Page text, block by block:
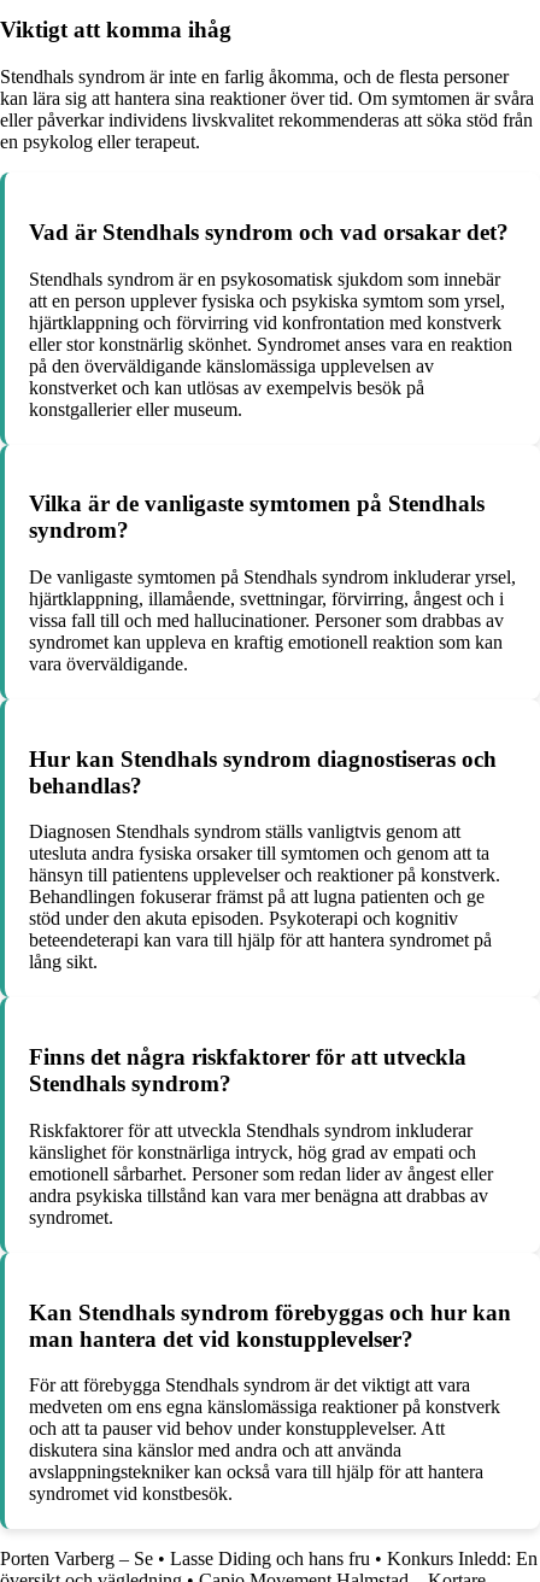
Viktigt att komma ihåg
Stendhals syndrom är inte en farlig åkomma, och de flesta personer
kan lära sig att hantera sina reaktioner över tid. Om symtomen är svåra
eller påverkar individens livskvalitet rekommenderas att söka stöd från
en psykolog eller terapeut.
Vad är Stendhals syndrom och vad orsakar det?
Stendhals syndrom är en psykosomatisk sjukdom som innebär
att en person upplever fysiska och psykiska symtom som yrsel,
hjärtklappning och förvirring vid konfrontation med konstverk
eller stor konstnärlig skönhet. Syndromet anses vara en reaktion
på den överväldigande känslomässiga upplevelsen av
konstverket och kan utlösas av exempelvis besök på
konstgallerier eller museum.
Vilka är de vanligaste symtomen på Stendhals
syndrom?
De vanligaste symtomen på Stendhals syndrom inkluderar yrsel,
hjärtklappning, illamående, svettningar, förvirring, ångest och i
vissa fall till och med hallucinationer. Personer som drabbas av
syndromet kan uppleva en kraftig emotionell reaktion som kan
vara överväldigande.
Hur kan Stendhals syndrom diagnostiseras och
behandlas?
Diagnosen Stendhals syndrom ställs vanligtvis genom att
utesluta andra fysiska orsaker till symtomen och genom att ta
hänsyn till patientens upplevelser och reaktioner på konstverk.
Behandlingen fokuserar främst på att lugna patienten och ge
stöd under den akuta episoden. Psykoterapi och kognitiv
beteendeterapi kan vara till hjälp för att hantera syndromet på
lång sikt.
Finns det några riskfaktorer för att utveckla
Stendhals syndrom?
Riskfaktorer för att utveckla Stendhals syndrom inkluderar
känslighet för konstnärliga intryck, hög grad av empati och
emotionell sårbarhet. Personer som redan lider av ångest eller
andra psykiska tillstånd kan vara mer benägna att drabbas av
syndromet.
Kan Stendhals syndrom förebyggas och hur kan
man hantera det vid konstupplevelser?
För att förebygga Stendhals syndrom är det viktigt att vara
medveten om ens egna känslomässiga reaktioner på konstverk
och att ta pauser vid behov under konstupplevelser. Att
diskutera sina känslor med andra och att använda
avslappningstekniker kan också vara till hjälp för att hantera
syndromet vid konstbesök.
Porten Varberg – Se • Lasse Diding och hans fru • Konkurs Inledd: En